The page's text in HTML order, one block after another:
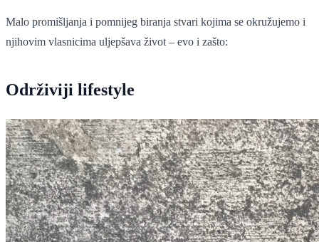
Malo promišljanja i pomnijeg biranja stvari kojima se okružujemo i
njihovim vlasnicima uljepšava život – evo i zašto:
Održiviji lifestyle